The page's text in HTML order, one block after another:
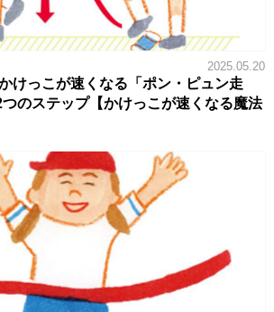
2025.05.20
けっこが速くなる「ポン・ピュン走
のステップ【かけっこが速くなる魔法